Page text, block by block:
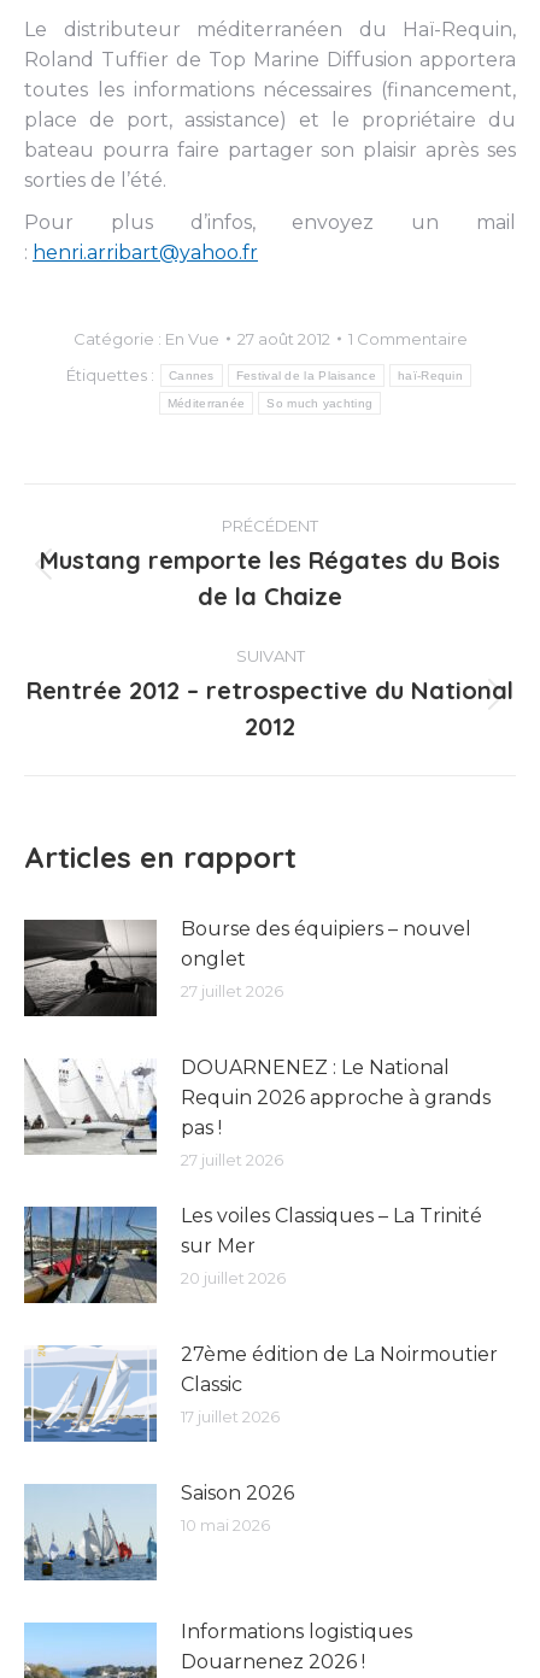
Le distributeur méditerranéen du Haï-Requin,
Roland Tuffier de Top Marine Diffusion apportera
toutes les informations nécessaires (financement,
place de port, assistance) et le propriétaire du
bateau pourra faire partager son plaisir après ses
sorties de l’été.
Pour plus d’infos, envoyez un mail
: henri.arribart@yahoo.fr
Catégorie : En Vue 27 août 2012
1 Commentaire
Étiquettes :
Cannes Festival de la Plaisance haï-Requin
Méditerranée So much yachting
Navigation
article
PRÉCÉDENT
Article
précédent
Mustang remporte les Régates du Bois
de la Chaize
SUIVANT
Article
suivant
Rentrée 2012 – retrospective du National
2012
Articles en rapport
Bourse des équipiers – nouvel
onglet
27 juillet 2026
DOUARNENEZ : Le National
Requin 2026 approche à grands
pas !
27 juillet 2026
Les voiles Classiques – La Trinité
sur Mer
20 juillet 2026
27ème édition de La Noirmoutier
Classic
17 juillet 2026
Saison 2026
10 mai 2026
Informations logistiques
Douarnenez 2026 !